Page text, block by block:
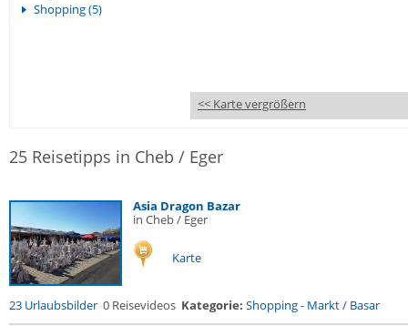
Shopping (5)
<< Karte vergrößern
25 Reisetipps in Cheb / Eger
Asia Dragon Bazar
in Cheb / Eger
Karte
23 Urlaubsbilder 0 Reisevideos Kategorie: Shopping- Markt / Basar